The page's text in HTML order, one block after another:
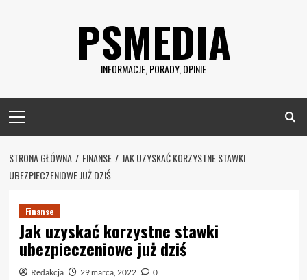
PSMEDIA
INFORMACJE, PORADY, OPINIE
Menu
STRONA GŁÓWNA FINANSE
JAK UZYSKAĆ KORZYSTNE STAWKI
UBEZPIECZENIOWE JUŻ DZIŚ
Finanse
Jak uzyskać korzystne stawki
ubezpieczeniowe już dziś
Redakcja 29 marca, 2022 0